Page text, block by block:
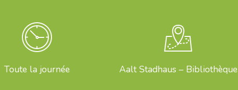
Toute la journée Aalt Stadhaus – Bibliothèque